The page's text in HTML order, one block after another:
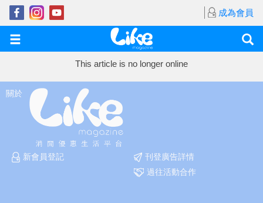
成為會員
This article is no longer online
關於
新會員登記
刊登廣告詳情
過往活動合作